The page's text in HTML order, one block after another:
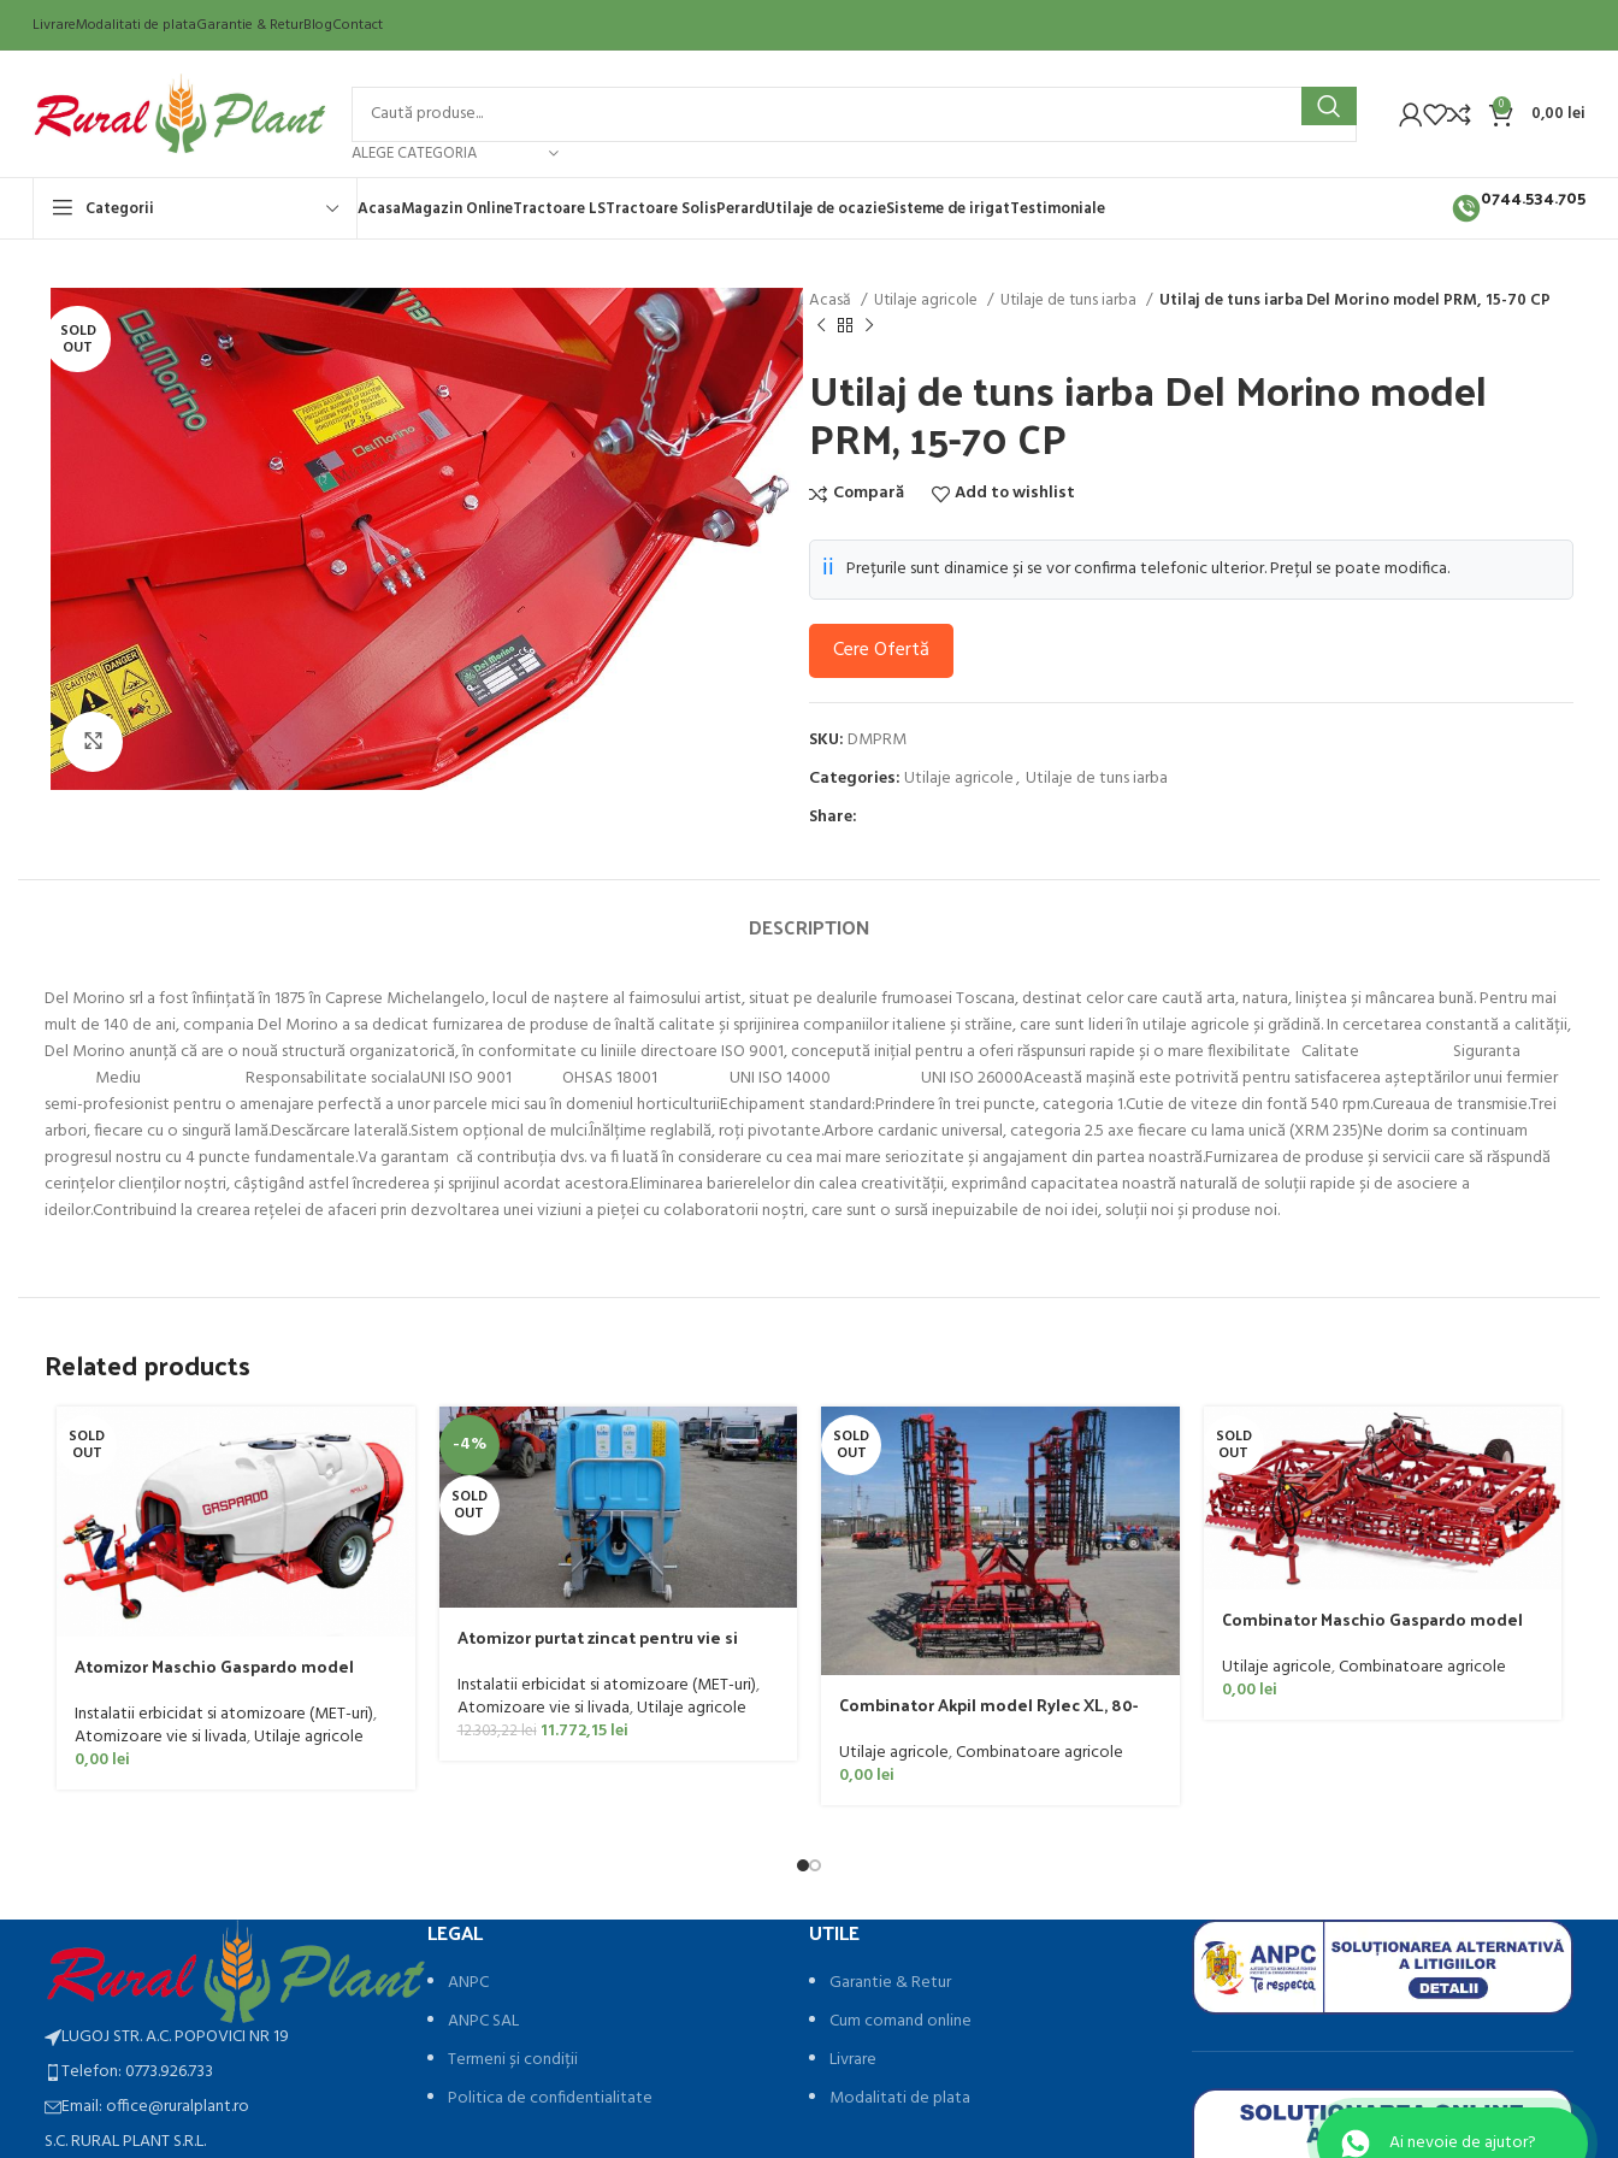
LivrareModalitati de plataGarantie & ReturBlogContact
ALEGE CATEGORIA
0 0,00 lei
Categorii AcasaMagazin OnlineTractoare LSTractoare SolisPerardUtilaje de ocazieSisteme de irigatTestimoniale 0744.534.705
SOLD
OUT
Click to enlarge
Acasă Utilaje agricole Utilaje de tuns iarba Utilaj de tuns iarba Del Morino model PRM, 15-70 CP
Utilaj de tuns iarba Del Morino model
PRM, 15-70 CP
Compară Add to wishlist
ℹ️ Prețurile sunt dinamice și se vor confirma telefonic ulterior. Prețul se poate modifica.
Cere Ofertă
SKU: DMPRM
Categories: Utilaje agricole, Utilaje de tuns iarba
Share:
DESCRIPTION
Del Morino srl a fost înființată în 1875 în Caprese Michelangelo, locul de naștere al faimosului artist, situat pe dealurile frumoasei Toscana, destinat celor care caută arta, natura, liniștea și mâncarea bună. Pentru mai
mult de 140 de ani, compania Del Morino a sa dedicat furnizarea de produse de înaltă calitate și sprijinirea companiilor italiene și străine, care sunt lideri în utilaje agricole și grădină. In cercetarea constantă a calității,
Del Morino anunță că are o nouă structură organizatorică, în conformitate cu liniile directoare ISO 9001, concepută inițial pentru a oferi răspunsuri rapide și o mare flexibilitate Calitate Siguranta
Mediu Responsabilitate socialaUNI ISO 9001 OHSAS 18001 UNI ISO 14000 UNI ISO 26000Această mașină este potrivită pentru satisfacerea așteptărilor unui fermier
semi-profesionist pentru o amenajare perfectă a unor parcele mici sau în domeniul horticulturiiEchipament standard:Prindere în trei puncte, categoria 1.Cutie de viteze din fontă 540 rpm.Cureaua de transmisie.Trei
arbori, fiecare cu o singură lamă.Descărcare laterală.Sistem opțional de mulci.Înălțime reglabilă, roți pivotante.Arbore cardanic universal, categoria 2.5 axe fiecare cu lama unică (XRM 235)Ne dorim sa continuam
progresul nostru cu 4 puncte fundamentale.Va garantam că contribuția dvs. va fi luată în considerare cu cea mai mare seriozitate și angajament din partea noastră.Furnizarea de produse și servicii care să răspundă
cerințelor clienților noștri, câștigând astfel încrederea și sprijinul acordat acestora.Eliminarea barierelelor din calea creativității, exprimând capacitatea noastră naturală de soluții rapide și de asociere a
ideilor.Contribuind la crearea rețelei de afaceri prin dezvoltarea unei viziuni a pieței cu colaboratorii noștri, care sunt o sursă inepuizabile de noi idei, soluții noi și produse noi.
Related products
SOLD
OUT
Atomizor Maschio Gaspardo model
Instalatii erbicidat si atomizoare (MET-uri),
Atomizoare vie si livada,Utilaje agricole
0,00lei
-4%
SOLD
OUT
Atomizor purtat zincat pentru vie si
Instalatii erbicidat si atomizoare (MET-uri),
Atomizoare vie si livada,Utilaje agricole
12.303,22lei 11.772,15lei
SOLD
OUT
Combinator Akpil model Rylec XL, 80-
Utilaje agricole,Combinatoare agricole
0,00lei
SOLD
OUT
Combinator Maschio Gaspardo model
Utilaje agricole,Combinatoare agricole
0,00lei
LUGOJ STR. A.C. POPOVICI NR 19
Telefon: 0773.926.733
Email: office@ruralplant.ro
S.C. RURAL PLANT S.R.L.
LEGAL
ANPC
ANPC SAL
Termeni și condiții
Politica de confidentialitate
UTILE
Garantie & Retur
Cum comand online
Livrare
Modalitati de plata
Ai nevoie de ajutor?